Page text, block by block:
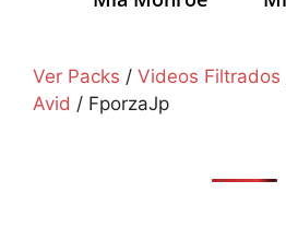
Ver Packs / Videos Filtrados
Avid / FporzaJp